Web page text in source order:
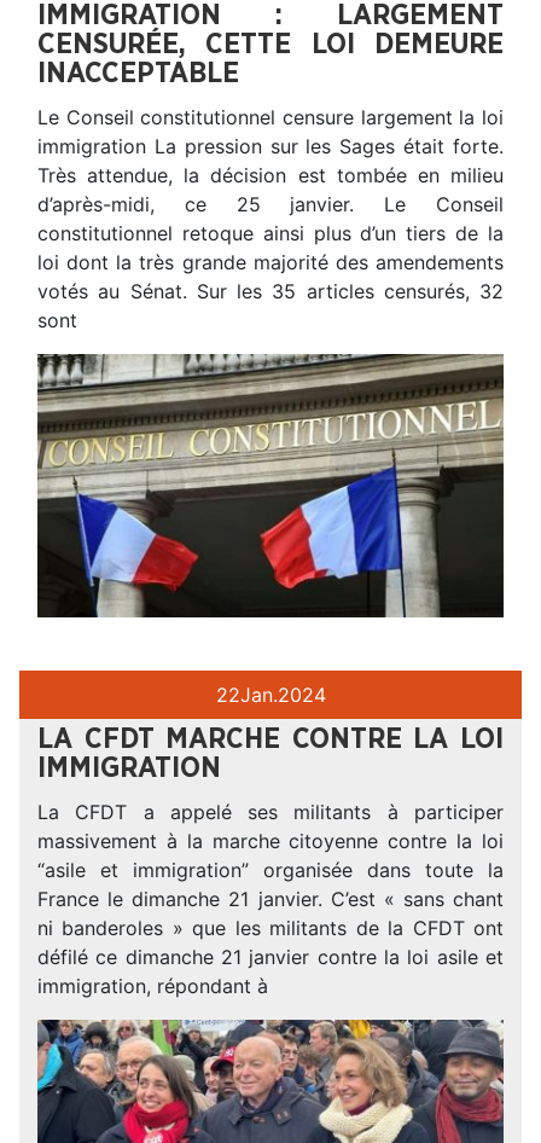
IMMIGRATION : LARGEMENT
CENSURÉE, CETTE LOI DEMEURE
INACCEPTABLE
Le Conseil constitutionnel censure largement la loi
immigration La pression sur les Sages était forte.
Très attendue, la décision est tombée en milieu
d’après-midi, ce 25 janvier. Le Conseil
constitutionnel retoque ainsi plus d’un tiers de la
loi dont la très grande majorité des amendements
votés au Sénat. Sur les 35 articles censurés, 32
sont
22Jan.2024
LA CFDT MARCHE CONTRE LA LOI
IMMIGRATION
La CFDT a appelé ses militants à participer
massivement à la marche citoyenne contre la loi
“asile et immigration” organisée dans toute la
France le dimanche 21 janvier. C’est « sans chant
ni banderoles » que les militants de la CFDT ont
défilé ce dimanche 21 janvier contre la loi asile et
immigration, répondant à